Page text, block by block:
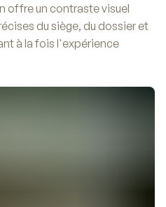
offre un contraste visuel
du siège, du dossier et
à la fois l'expérience